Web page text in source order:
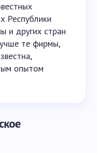
Республики
и других стран
те фирмы,
опытом